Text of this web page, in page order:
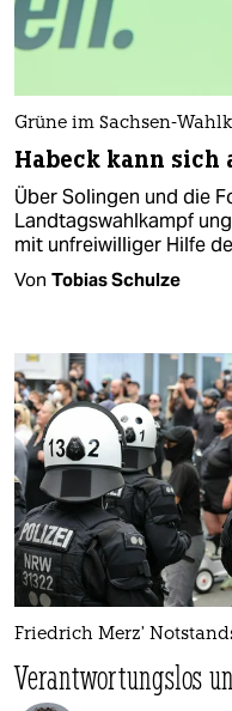
Grüne im Sachsen-
Habeck kann sich
Über Solingen und die
Landtagswahlkampf
mit unfreiwilliger Hilfe
Von Tobias Schulze
Friedrich Merz’
Verantwortungslos